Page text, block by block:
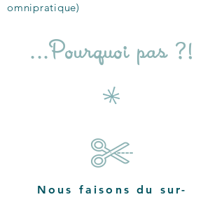
omnipratique)
...Pourquoi pas ?!
Nous faisons du sur-